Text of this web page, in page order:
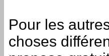
Pour les
choses